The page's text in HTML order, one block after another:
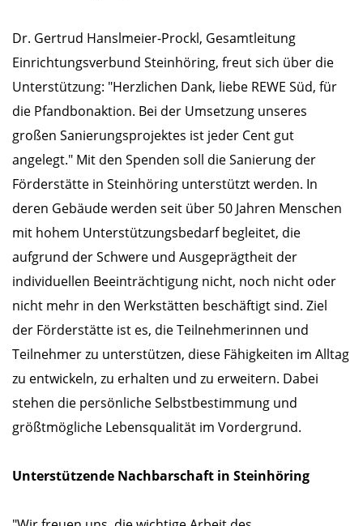
Dr. Gertrud Hanslmeier-Prockl, Gesamtleitung
Einrichtungsverbund Steinhöring, freut sich über die
Unterstützung: "Herzlichen Dank, liebe REWE Süd, für
die Pfandbonaktion. Bei der Umsetzung unseres
großen Sanierungsprojektes ist jeder Cent gut
angelegt." Mit den Spenden soll die Sanierung der
Förderstätte in Steinhöring unterstützt werden. In
deren Gebäude werden seit über 50 Jahren Menschen
mit hohem Unterstützungsbedarf begleitet, die
aufgrund der Schwere und Ausgeprägtheit der
individuellen Beeinträchtigung nicht, noch nicht oder
nicht mehr in den Werkstätten beschäftigt sind. Ziel
der Förderstätte ist es, die Teilnehmerinnen und
Teilnehmer zu unterstützen, diese Fähigkeiten im Alltag
zu entwickeln, zu erhalten und zu erweitern. Dabei
stehen die persönliche Selbstbestimmung und
größtmögliche Lebensqualität im Vordergrund.
Unterstützende Nachbarschaft in Steinhöring